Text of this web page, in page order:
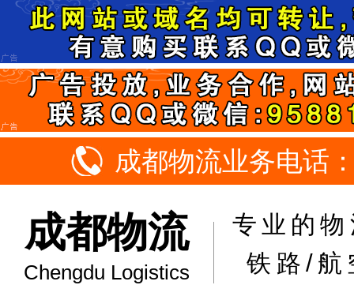
成都物流业务电话
成都物流
Chengdu Logistics
专业的
铁路/航